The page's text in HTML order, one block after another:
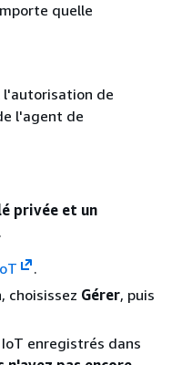
quelle
l'autorisation de
l'agent de
privée et un
.
choisissez Gérer, puis
enregistrés dans